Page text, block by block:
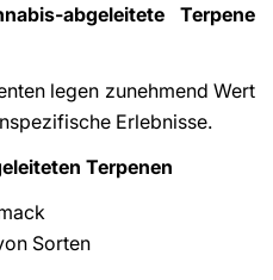
abgeleitete Terpene
legen zunehmend Wert
Erlebnisse.
Terpenen
Sorten